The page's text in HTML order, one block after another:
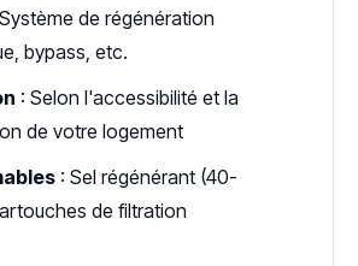
de régénération
bypass, etc.
: Selon l'accessibilité et la
de votre logement
: Sel régénérant (40-
de filtration